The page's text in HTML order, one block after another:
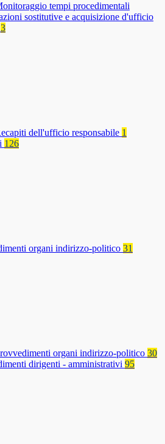
tempi procedimentali
sostitutive e acquisizione d'ufficio
3
dell'ufficio responsabile 1
126
organi indirizzo-politico 31
organi indirizzo-politico 30
dirigenti - amministrativi 95